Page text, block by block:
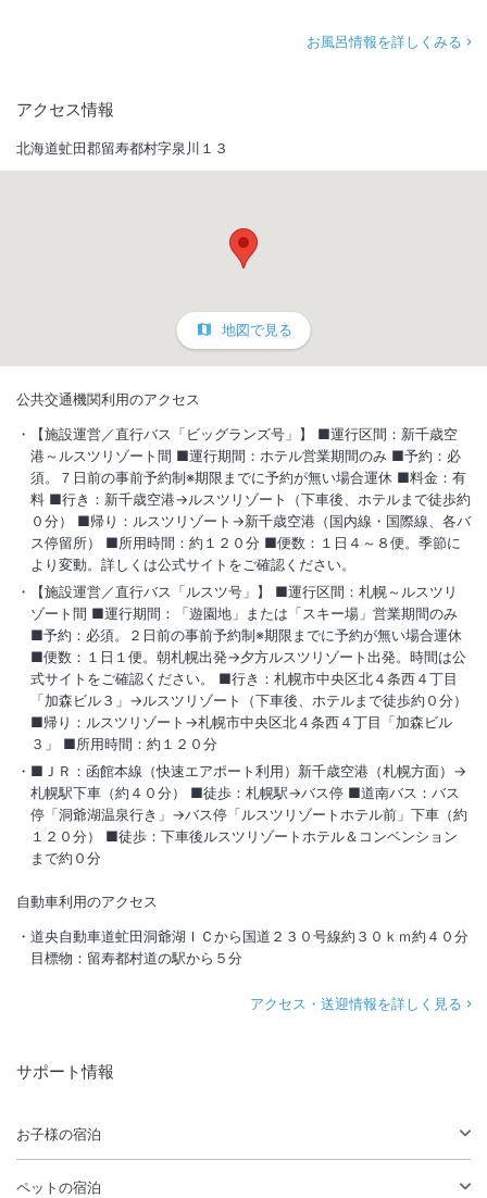
お風呂情報を詳しくみる
アクセス情報
北海道虻田郡留寿都村字泉川１３
地図で見る
公共交通機関利用のアクセス
【施設運営／直行バス「ビッグランズ号」】 ■運行区間：新千歳空
港～ルスツリゾート間 ■運行期間：ホテル営業期間のみ ■予約：必
須。７日前の事前予約制※期限までに予約が無い場合運休 ■料金：有
料 ■行き：新千歳空港→ルスツリゾート（下車後、ホテルまで徒歩約
０分） ■帰り：ルスツリゾート→新千歳空港（国内線・国際線、各バ
ス停留所） ■所用時間：約１２０分 ■便数：１日４～８便。季節に
より変動。詳しくは公式サイトをご確認ください。
【施設運営／直行バス「ルスツ号」】 ■運行区間：札幌～ルスツリ
ゾート間 ■運行期間：「遊園地」または「スキー場」営業期間のみ
■予約：必須。２日前の事前予約制※期限までに予約が無い場合運休
■便数：１日１便。朝札幌出発→夕方ルスツリゾート出発。時間は公
式サイトをご確認ください。 ■行き：札幌市中央区北４条西４丁目
「加森ビル３」→ルスツリゾート（下車後、ホテルまで徒歩約０分）
■帰り：ルスツリゾート→札幌市中央区北４条西４丁目「加森ビル
３」 ■所用時間：約１２０分
■ＪＲ：函館本線（快速エアポート利用）新千歳空港（札幌方面）→
札幌駅下車（約４０分） ■徒歩：札幌駅→バス停 ■道南バス：バス
停「洞爺湖温泉行き」→バス停「ルスツリゾートホテル前」下車（約
１２０分） ■徒歩：下車後ルスツリゾートホテル＆コンベンション
まで約０分
自動車利用のアクセス
道央自動車道虻田洞爺湖ＩＣから国道２３０号線約３０ｋｍ約４０分
目標物：留寿都村道の駅から５分
アクセス・送迎情報を詳しく見る
サポート情報
お子様の宿泊
ペットの宿泊